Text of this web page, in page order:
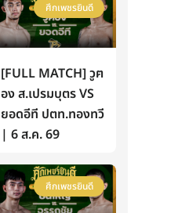
ศึกเพชรยินดี
[FULL MATCH] วูฅ
อง ส.เปรมบุตร VS
ยอดอีที ปตท.ทองทวี
| 6 ส.ค. 69
ศึกเพชรยินดี